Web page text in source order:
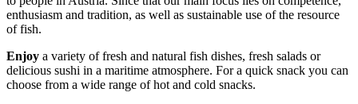
enthusiasm and tradition, as well as sustainable use of the resource
of fish.
Enjoy a variety of fresh and natural fish dishes, fresh salads or
delicious sushi in a maritime atmosphere. For a quick snack you can
choose from a wide range of hot and cold snacks.